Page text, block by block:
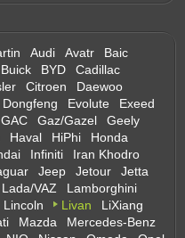
Audi Avatr
Baic
Buick BYD
Cadillac
Citroen
Daewoo
Dongfeng Evolute
Exeed
GAC Gaz/Gazel
Geely
Haval HiPhi
Honda
Infiniti
Iran Khodro
Jeep Jetour
Jetta
Lada/VAZ
Lamborghini
Lincoln Livan
LiXiang
Mazda
Mercedes-Benz